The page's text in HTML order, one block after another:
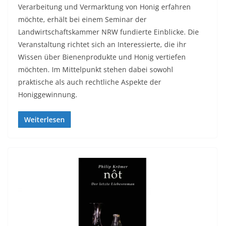
Verarbeitung und Vermarktung von Honig erfahren
möchte, erhält bei einem Seminar der
Landwirtschaftskammer NRW fundierte Einblicke. Die
Veranstaltung richtet sich an Interessierte, die ihr
Wissen über Bienenprodukte und Honig vertiefen
möchten. Im Mittelpunkt stehen dabei sowohl
praktische als auch rechtliche Aspekte der
Honiggewinnung.
Weiterlesen